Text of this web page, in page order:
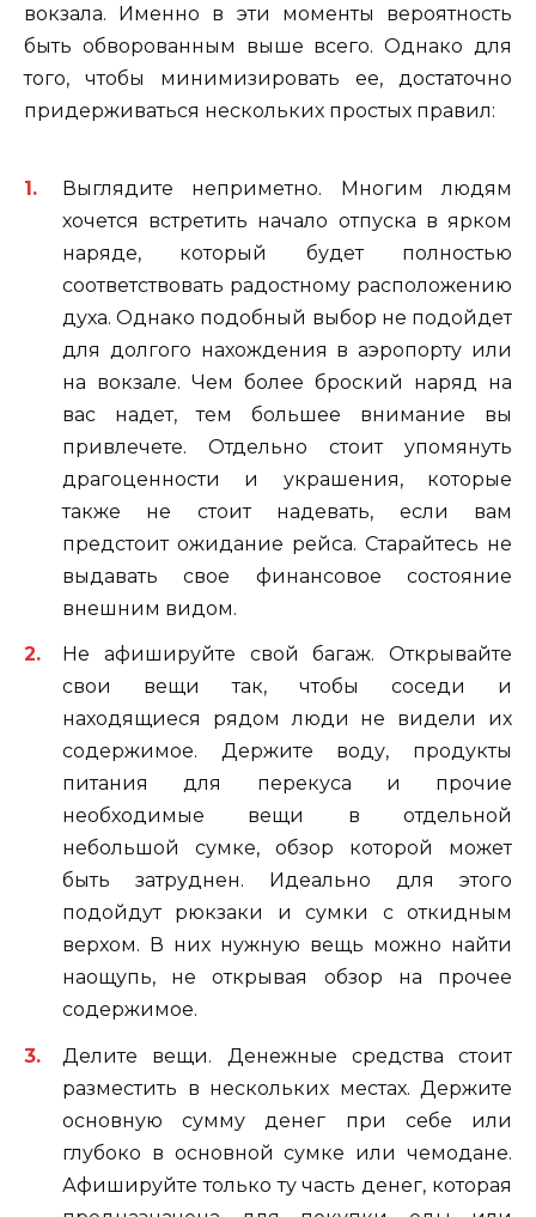
вокзала. Именно в эти моменты вероятность
быть обворованным выше всего. Однако для
того, чтобы минимизировать ее, достаточно
придерживаться нескольких простых правил:
Выглядите неприметно. Многим людям
хочется встретить начало отпуска в ярком
наряде, который будет полностью
соответствовать радостному расположению
духа. Однако подобный выбор не подойдет
для долгого нахождения в аэропорту или
на вокзале. Чем более броский наряд на
вас надет, тем большее внимание вы
привлечете. Отдельно стоит упомянуть
драгоценности и украшения, которые
также не стоит надевать, если вам
предстоит ожидание рейса. Старайтесь не
выдавать свое финансовое состояние
внешним видом.
Не афишируйте свой багаж. Открывайте
свои вещи так, чтобы соседи и
находящиеся рядом люди не видели их
содержимое. Держите воду, продукты
питания для перекуса и прочие
необходимые вещи в отдельной
небольшой сумке, обзор которой может
быть затруднен. Идеально для этого
подойдут рюкзаки и сумки с откидным
верхом. В них нужную вещь можно найти
наощупь, не открывая обзор на прочее
содержимое.
Делите вещи. Денежные средства стоит
разместить в нескольких местах. Держите
основную сумму денег при себе или
глубоко в основной сумке или чемодане.
Афишируйте только ту часть денег, которая